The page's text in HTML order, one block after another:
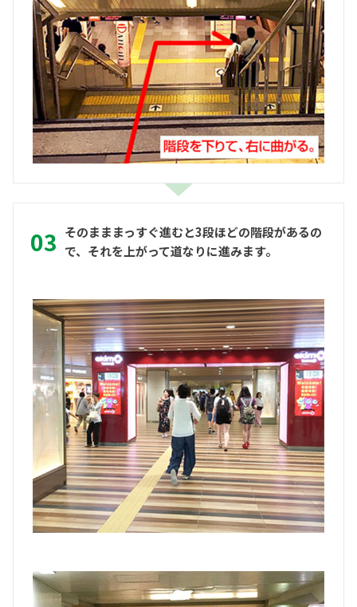
そのまままっすぐ進むと3段ほどの階段があるの
で、それを上がって道なりに進みます。